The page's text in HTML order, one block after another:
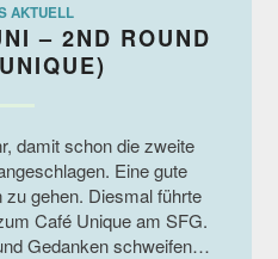
AKTUELL
– 2ND ROUND
damit schon die zweite
Eine gute
gehen. Diesmal führte
Café Unique am SFG.
Gedanken schweifen…